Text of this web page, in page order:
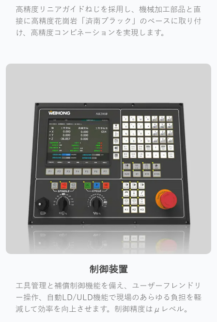
高精度リニアガイドねじを採用し、機械加工部品と直
接に高精度花崗岩「済南ブラック」のベースに取り付
け、高精度コンビネーションを実現します。
制御装置
工具管理と補償制御機能を備え、ユーザーフレンドリ
ー操作、自動LD/ULD機能で現場のあらゆる負担を軽
減して効率を向上させます。制御精度はμレベル。